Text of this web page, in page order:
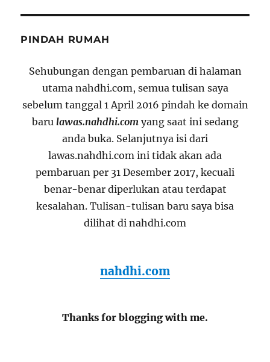
PINDAH RUMAH
Sehubungan dengan pembaruan di halaman
utama nahdhi.com, semua tulisan saya
sebelum tanggal 1 April 2016 pindah ke domain
baru lawas.nahdhi.comyang saat ini sedang
anda buka. Selanjutnya isi dari
lawas.nahdhi.com ini tidak akan ada
pembaruan per 31 Desember 2017, kecuali
benar-benar diperlukan atau terdapat
kesalahan. Tulisan-tulisan baru saya bisa
dilihat di nahdhi.com
nahdhi.com
Thanks for blogging with me.